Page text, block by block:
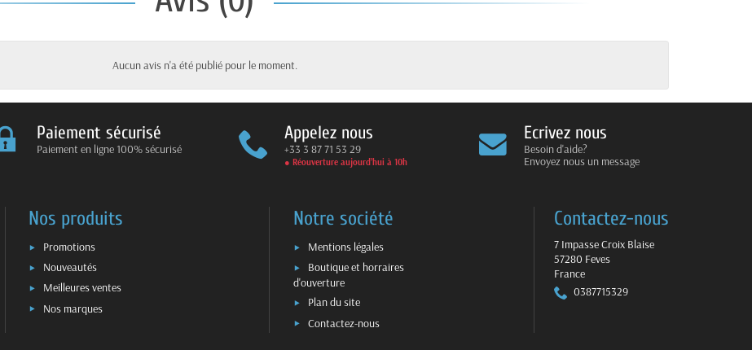
Aucun avis n'a été publié pour le moment.
Paiement sécurisé
Paiement en ligne 100% sécurisé
Appelez nous
+33 3 87 71 53 29
● Réouverture aujourd’hui à 10h
Ecrivez nous
Besoin d'aide?
Envoyez nous un message
Nos produits
Promotions
Nouveautés
Meilleures ventes
Nos marques
Notre société
Mentions légales
Boutique et horraires
d'ouverture
Plan du site
Contactez-nous
Contactez-nous
7 Impasse Croix Blaise
57280 Feves
France
0387715329